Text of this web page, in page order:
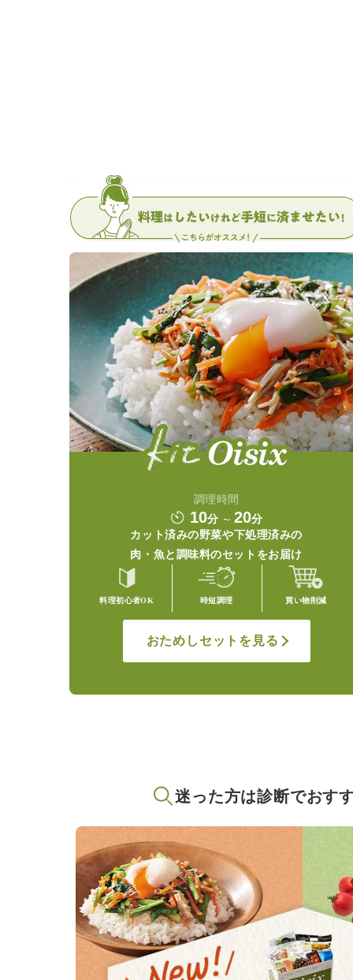
調理時間
10分 ～ 20分
カット済みの野菜や下処理済みの
肉・魚と調味料のセットをお届け
料理初心者OK 時短調理 買い物削減
おためしセットを見る
迷った方は診断でおす